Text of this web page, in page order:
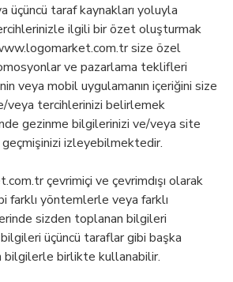
üçüncü taraf kaynakları yoluyla
ilgili bir özet oluşturmak
size özel
ve pazarlama teklifleri
veya mobil uygulamanın içeriğini size
veya tercihlerinizi belirlemek
gezinme bilgilerinizi ve/veya site
geçmişinizi izleyebilmektedir.
çevrimiçi ve çevrimdışı olarak
farklı yöntemlerle veya farklı
sizden toplanan bilgileri
üçüncü taraflar gibi başka
bilgilerle birlikte kullanabilir.